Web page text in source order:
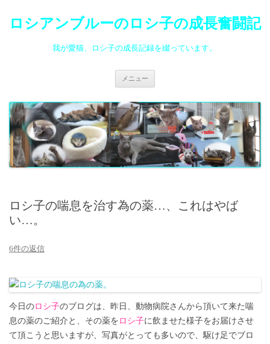
ロシアンブルーのロシ子の成長奮闘記
我が愛猫、ロシ子の成長記録を綴っています。
メニュー
ツ
へ
ス
キ
ッ
プ
ロシ子の喘息を治す為の薬…、これはやば
い…。
6件の返信
今日のロシ子のブログは、昨日、動物病院さんから頂いて来た喘
息の薬のご紹介と、その薬を ロシ子に飲ませた様子をお届けさせ
て頂こうと思いますが、写真がとっても多いので、駆け足でブロ